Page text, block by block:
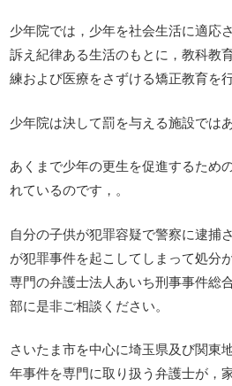
少年院では，少年を社会生活に適応
訴え紀律ある生活のもとに，教科教
練および医療をさずける矯正教育を
少年院は決して罰を与える施設では
あくまで少年の更生を促進するため
れているのです，。
自分の子供が犯罪容疑で警察に逮捕
が犯罪事件を起こしてしまって処分
専門の弁護士法人あいち刑事事件総
部に是非ご相談ください。
さいたま市を中心に埼玉県及び関東
年事件を専門に取り扱う弁護士が，